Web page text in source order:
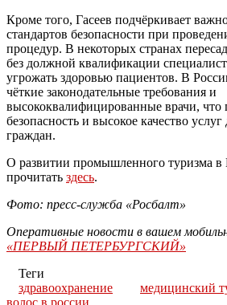
Кроме того, Гасеев подчёркивает
стандартов безопасности при
процедур. В некоторых странах
без должной квалификации
угрожать здоровью пациентов. В
чёткие законодательные требования и
высококвалифицированные врачи, что
безопасность и высокое качество
граждан.
О развитии промышленного туризма в
прочитать здесь.
Фото: пресс-служба «Росбалт»
Оперативные новости в вашем
«ПЕРВЫЙ ПЕТЕРБУРГСКИЙ»
Теги
здравоохранение
медицинский
волос в россии